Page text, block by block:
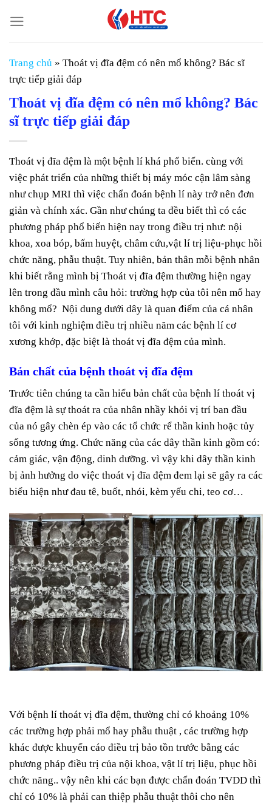
đến
nội
dung
Trang chủ » Thoát vị đĩa đệm có nên mổ không? Bác sĩ
trực tiếp giải đáp
Thoát vị đĩa đệm có nên mổ không? Bác
sĩ trực tiếp giải đáp
Thoát vị đĩa đệm là một bệnh lí khá phổ biến. cùng với
việc phát triển của những thiết bị máy móc cận lâm sàng
như chụp MRI thì việc chẩn đoán bệnh lí này trở nên đơn
giản và chính xác. Gần như chúng ta đều biết thì có các
phương pháp phổ biến hiện nay trong điều trị như: nội
khoa, xoa bóp, bấm huyệt, châm cứu,vật lí trị liệu-phục hồi
chức năng, phẫu thuật. Tuy nhiên, bản thân mỗi bệnh nhân
khi biết rằng mình bị Thoát vị đĩa đệm thường hiện ngay
lên trong đầu mình câu hỏi: trường hợp của tôi nên mổ hay
không mổ? Nội dung dưới dây là quan điểm của cá nhân
tôi với kinh nghiệm điều trị nhiều năm các bệnh lí cơ
xương khớp, đặc biệt là thoát vị đĩa đệm của mình.
Bản chất của bệnh thoát vị đĩa đệm
Trước tiên chúng ta cần hiểu bản chất của bệnh lí thoát vị
đĩa đệm là sự thoát ra của nhân nhầy khỏi vị trí ban đầu
của nó gây chèn ép vào các tổ chức rể thần kinh hoặc tủy
sống tương ứng. Chức năng của các dây thần kinh gồm có:
cảm giác, vận động, dinh dưỡng. vì vậy khi dây thần kinh
bị ảnh hưởng do việc thoát vị đĩa đệm đem lại sẽ gây ra các
biểu hiện như đau tê, buốt, nhói, kèm yếu chi, teo cơ…
Với bệnh lí thoát vị đĩa đệm, thường chỉ có khoảng 10%
các trường hợp phải mổ hay phẫu thuật , các trường hợp
khác được khuyến cáo điều trị bảo tồn trước bằng các
phương pháp điều trị của nội khoa, vật lí trị liệu, phục hồi
chức năng.. vậy nên khi các bạn được chẩn đoán TVDD thì
chỉ có 10% là phải can thiệp phẫu thuật thôi cho nên